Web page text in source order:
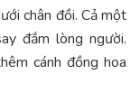
chân đồi. Cả một
đắm lòng người.
cánh đồng hoa